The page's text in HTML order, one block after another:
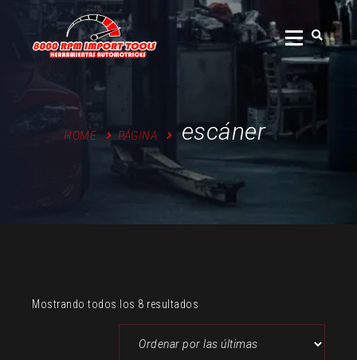
content
HOME PÁGINA escáner
Mostrando todos los 8 resultados
latest